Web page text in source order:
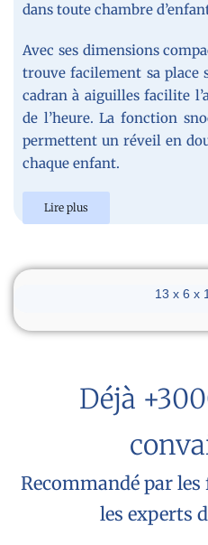
dans toute chambre
Avec ses dimensions
trouve facilement sa place
cadran à aiguilles facilite
de l’heure. La fonction
permettent un réveil en
chaque enfant.
Lire plus
13 x 6 x
Déjà
Recommandé par
les experts